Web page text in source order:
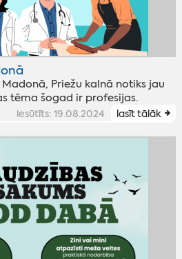
Priežu kalnā notiks jau
tēma šogad ir profesijas.
iesūtīts: 19.08.2024 lasīt tālāk